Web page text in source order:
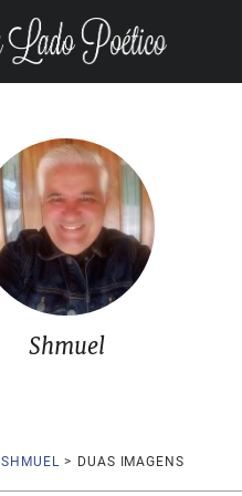
Shmuel
SHMUEL > DUAS IMAGENS